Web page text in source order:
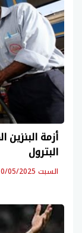
أزمة
البترول
السبت 10/05/2025 09:58 ص